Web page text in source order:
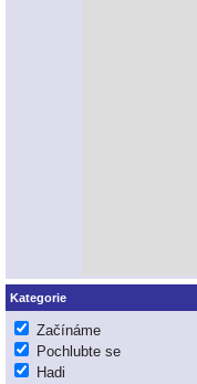
Kategorie
Začínáme
Pochlubte se
Hadi